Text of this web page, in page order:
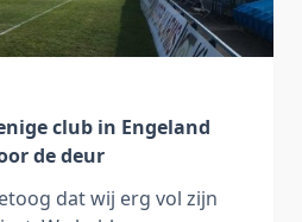
club in Engeland
de deur
dat wij erg vol zijn